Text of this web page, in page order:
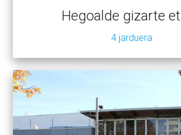
Hegoalde gizarte
4 jarduera